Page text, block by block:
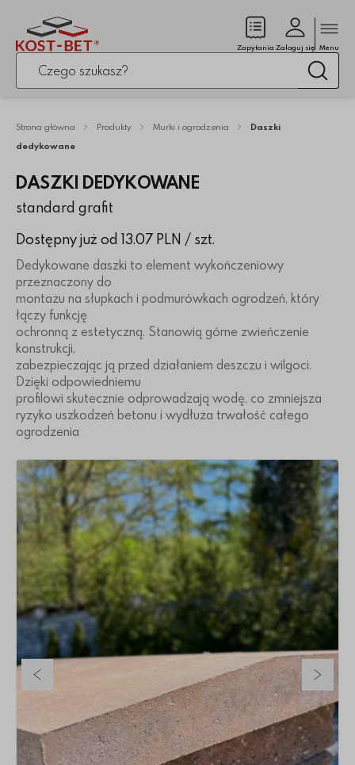
Po kliknięciu przycisku fraza zostanie wyszukana
Zapytania
(pusty)Zaloguj się Menu
Strona główna Produkty Murki i ogrodzenia
Daszki
dedykowane
DASZKI DEDYKOWANE
standard grafit
Dostępny już od 13.07 PLN / szt.
Dedykowane daszki to element wykończeniowy
przeznaczony do
montażu na słupkach i podmurówkach ogrodzeń, który
łączy funkcję
ochronną z estetyczną. Stanowią górne zwieńczenie
konstrukcji,
zabezpieczając ją przed działaniem deszczu i wilgoci.
Dzięki odpowiedniemu
profilowi skutecznie odprowadzają wodę, co zmniejsza
ryzyko uszkodzeń betonu i wydłuża trwałość całego
ogrodzenia
Poprzedni slajd